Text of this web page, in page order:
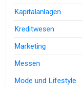
Kapitalanlagen
Kreditwesen
Marketing
Messen
Mode und Lifestyle